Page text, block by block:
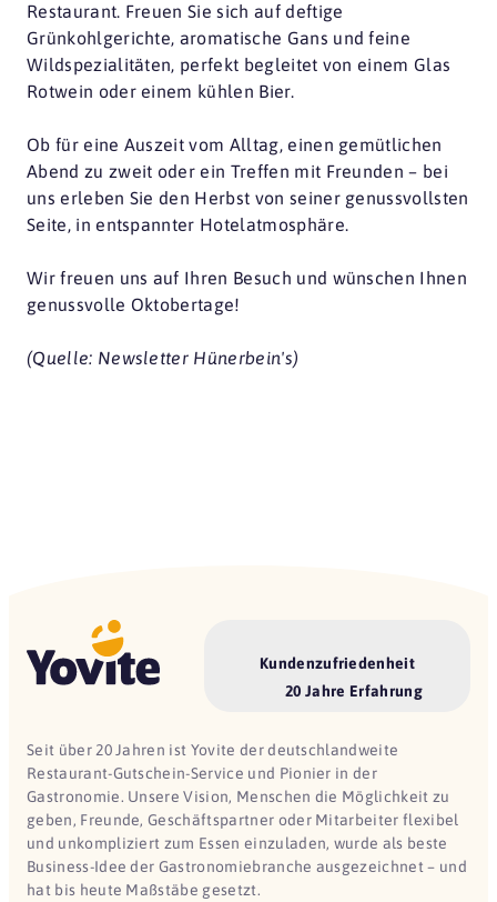
Restaurant. Freuen Sie sich auf deftige
Grünkohlgerichte, aromatische Gans und feine
Wildspezialitäten, perfekt begleitet von einem Glas
Rotwein oder einem kühlen Bier.
Ob für eine Auszeit vom Alltag, einen gemütlichen
Abend zu zweit oder ein Treffen mit Freunden – bei
uns erleben Sie den Herbst von seiner genussvollsten
Seite, in entspannter Hotelatmosphäre.
Wir freuen uns auf Ihren Besuch und wünschen Ihnen
genussvolle Oktobertage!
(Quelle: Newsletter Hünerbein's)
Kundenzufriedenheit
20 Jahre Erfahrung
Seit über 20 Jahren ist Yovite der deutschlandweite
Restaurant-Gutschein-Service und Pionier in der
Gastronomie. Unsere Vision, Menschen die Möglichkeit zu
geben, Freunde, Geschäftspartner oder Mitarbeiter flexibel
und unkompliziert zum Essen einzuladen, wurde als beste
Business-Idee der Gastronomiebranche ausgezeichnet – und
hat bis heute Maßstäbe gesetzt.